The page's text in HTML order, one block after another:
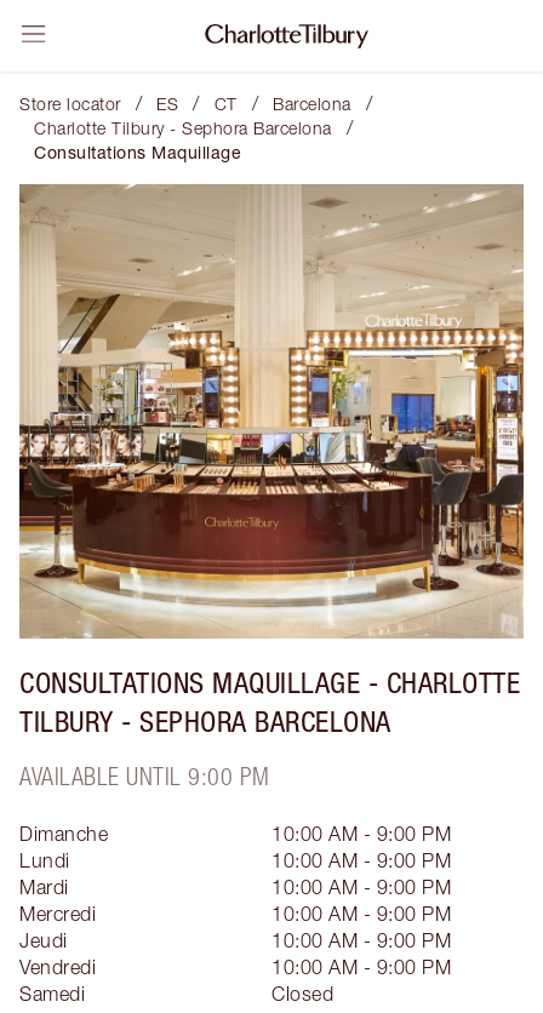
Store locator / ES / CT / Barcelona /
Charlotte Tilbury - Sephora Barcelona /
Consultations Maquillage
CONSULTATIONS MAQUILLAGE - CHARLOTTE
TILBURY - SEPHORA BARCELONA
AVAILABLE UNTIL 9:00 PM
Dimanche
10:00 AM - 9:00 PM
Lundi
10:00 AM - 9:00 PM
Mardi
10:00 AM - 9:00 PM
Mercredi
10:00 AM - 9:00 PM
Jeudi
10:00 AM - 9:00 PM
Vendredi
10:00 AM - 9:00 PM
Samedi
Closed